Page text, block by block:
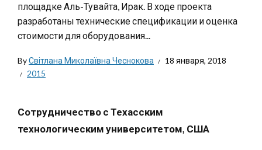
площадке Аль-Тувайта, Ирак. В ходе проекта
разработаны технические спецификации и оценка
стоимости для оборудования...
ByСвітлана Миколаївна Чеснокова
18 января, 2018
2015
Сотрудничество с Техасским
технологическим университетом, США